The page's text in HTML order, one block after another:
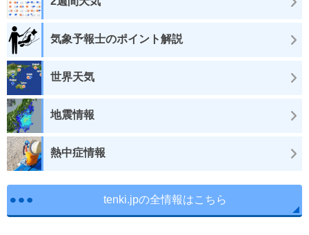
気象予報士のポイント解説
世界天気
地震情報
熱中症情報
tenki.jpの全情報はこちら